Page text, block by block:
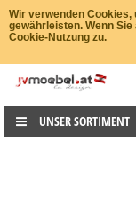
Wir verwenden Cookies,
gewährleisten. Wenn
Cookie-Nutzung zu.
UNSER SORTIMENT